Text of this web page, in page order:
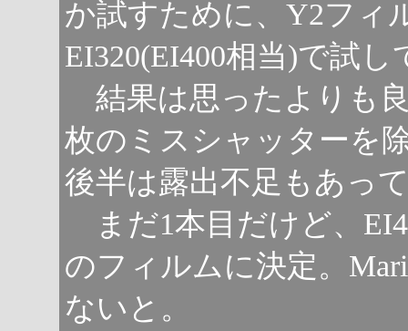
か試すために、Y2フィ
EI320(EI400相当)で試し
結果は思ったよりも
枚のミスシャッターを
後半は露出不足もあっ
まだ1本目だけど、
のフィルムに決定。
ないと。